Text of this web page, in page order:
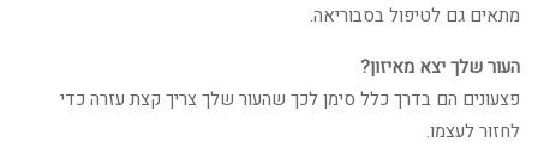
מתאים גם לטיפול בסבוריאה.
העור שלך יצא מאיזון?
פצעונים הם בדרך כלל סימן לכך שהעור שלך צריך קצת עזרה כדי
לחזור לעצמו.